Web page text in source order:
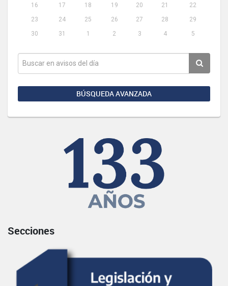
16
17 18 19 20 21
22
23
24 25 26 27 28
29
30
31 1 2 3 4 5
BÚSQUEDA AVANZADA
Secciones